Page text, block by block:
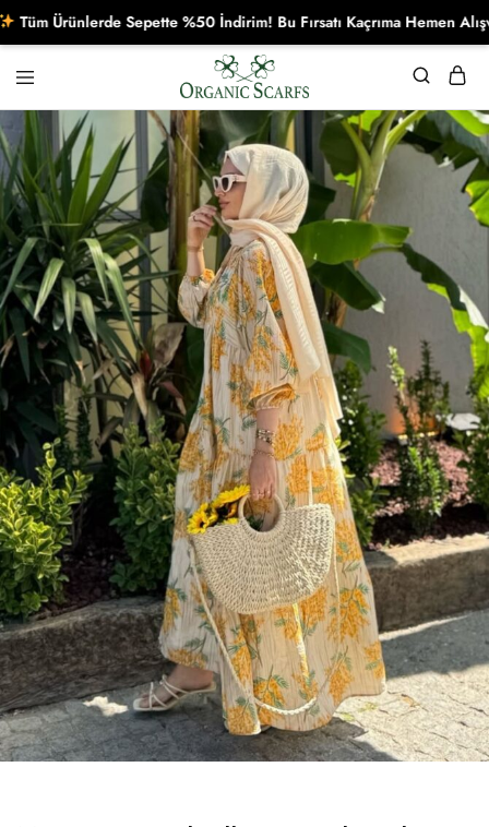
Organikscarf
Ürünlerde Sepette %50 İndirim! Bu Fırsatı Kaçrıma Hemen